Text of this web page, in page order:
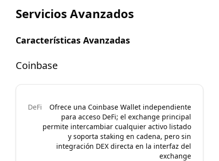
Servicios Avanzados
Características Avanzadas
Coinbase
DeFi
Ofrece una Coinbase Wallet independiente
para acceso DeFi; el exchange principal
permite intercambiar cualquier activo listado
y soporta staking en cadena, pero sin
integración DEX directa en la interfaz del
exchange